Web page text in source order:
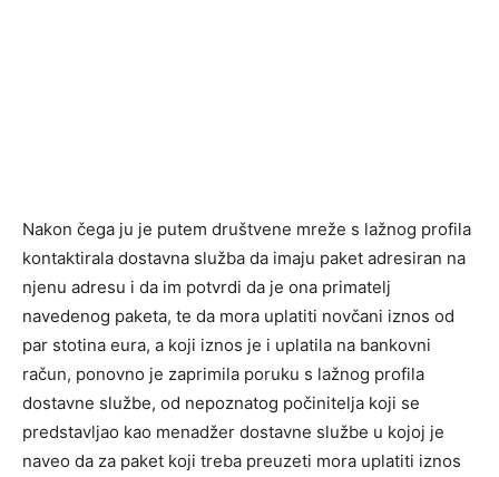
Nakon čega ju je putem društvene mreže s lažnog profila
kontaktirala dostavna služba da imaju paket adresiran na
njenu adresu i da im potvrdi da je ona primatelj
navedenog paketa, te da mora uplatiti novčani iznos od
par stotina eura, a koji iznos je i uplatila na bankovni
račun, ponovno je zaprimila poruku s lažnog profila
dostavne službe, od nepoznatog počinitelja koji se
predstavljao kao menadžer dostavne službe u kojoj je
naveo da za paket koji treba preuzeti mora uplatiti iznos